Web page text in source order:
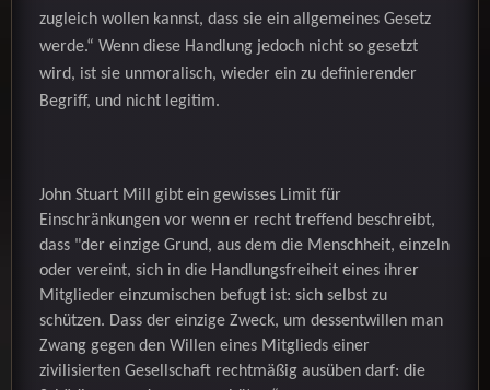
zugleich wollen kannst, dass sie ein allgemeines Gesetz
werde.“ Wenn diese Handlung jedoch nicht so gesetzt
wird, ist sie unmoralisch, wieder ein zu definierender
Begriff, und nicht legitim.
John Stuart Mill gibt ein gewisses Limit für
Einschränkungen vor wenn er recht treffend beschreibt,
dass "der einzige Grund, aus dem die Menschheit, einzeln
oder vereint, sich in die Handlungsfreiheit eines ihrer
Mitglieder einzumischen befugt ist: sich selbst zu
schützen. Dass der einzige Zweck, um dessentwillen man
Zwang gegen den Willen eines Mitglieds einer
zivilisierten Gesellschaft rechtmäßig ausüben darf: die